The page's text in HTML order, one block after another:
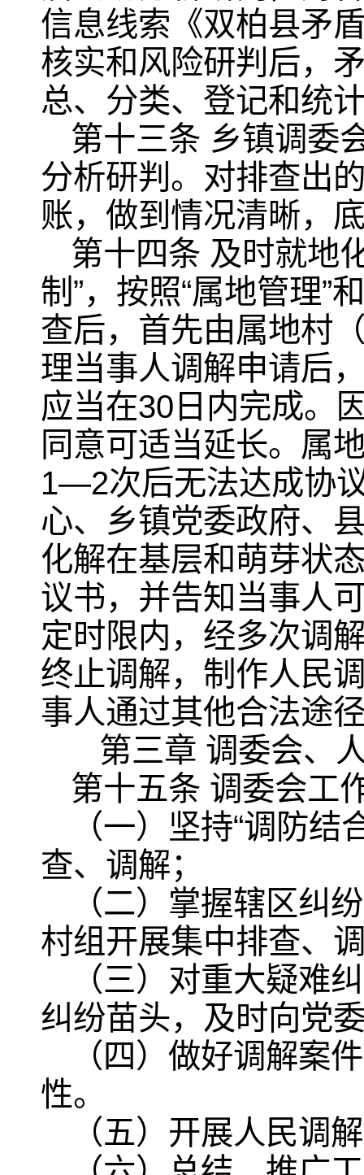
信息线索《双柏县矛
核实和风险研判后，
总、分类、登记和统
第十三条 乡镇调委
分析研判。对排查出
账，做到情况清晰，
第十四条 及时就地
制”，按照“属地管理”
查后，首先由属地村
理当事人调解申请后
应当在30日内完成。
同意可适当延长。属
1—2次后无法达成协
心、乡镇党委政府、
化解在基层和萌芽状
议书，并告知当事人
定时限内，经多次调
终止调解，制作人民
事人通过其他合法途
第三章 调委会、
第十五条 调委会工
（一）坚持“调防
查、调解；
（二）掌握辖区纠
村组开展集中排查、
（三）对重大疑难
纠纷苗头，及时向党
（四）做好调解案
性。
（五）开展人民调